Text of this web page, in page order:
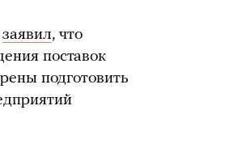
заявил, что
поставок
подготовить